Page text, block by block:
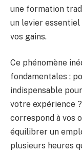
une formation
un levier
vos gains.
Ce phénomène
fondamentales :
indispensable
votre expérience
correspond à vos
équilibrer un
plusieurs heures